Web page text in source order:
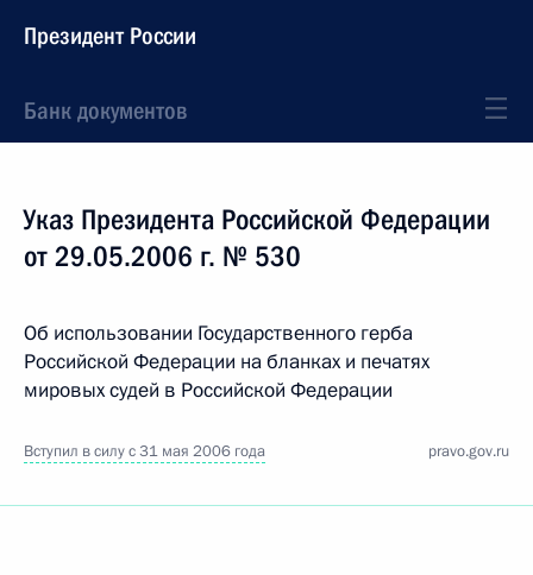
Президент России
Банк документов
Указ Президента Российской Федерации
от 29.05.2006 г. № 530
Об использовании Государственного герба
Российской Федерации на бланках и печатях
мировых судей в Российской Федерации
Вступил в силу с 31 мая 2006 года pravo.gov.ru